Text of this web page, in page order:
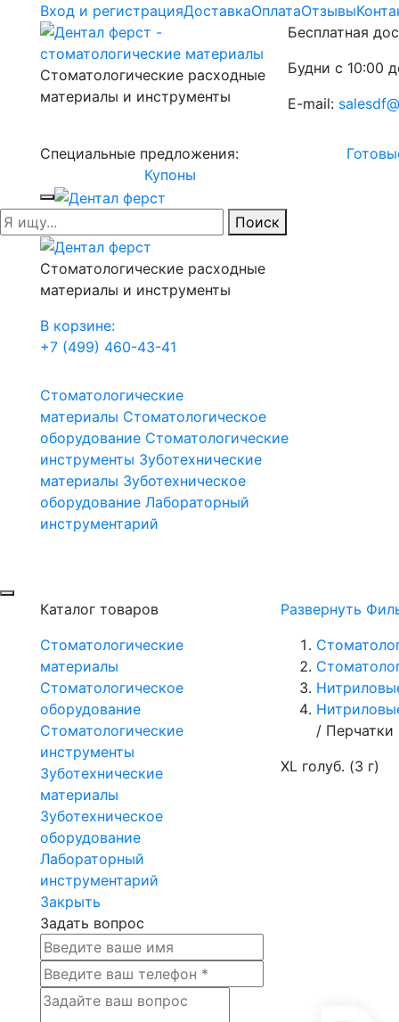
Вход и регистрацияДоставкаОплатаОтзывы
Стоматологические расходные
материалы и инструменты
Бесплатная
Будни с 10:00
E-mail:
Специальные предложения:
Купоны
Поиск
Стоматологические расходные
материалы и инструменты
В корзине:
+7 (499) 460-43-41
Стоматологические
материалы Стоматологическое
оборудование Стоматологические
инструменты Зуботехнические
материалы Зуботехническое
оборудование Лабораторный
инструментарий
Каталог товаров
Стоматологические
материалы
Стоматологическое
оборудование
Стоматологические
инструменты
Зуботехнические
материалы
Зуботехническое
оборудование
Лабораторный
инструментарий
Закрыть
Задать вопрос
Развернуть
/ Перчатки
XL голуб. (3 г)